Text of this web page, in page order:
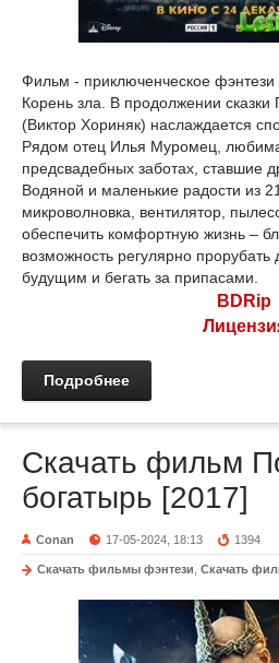
Фильм - приключенческое фэнтези
Корень зла. В продолжении
(Виктор Хориняк) наслаждается
Рядом отец Илья Муромец,
предсвадебных заботах, ставшие
Водяной и маленькие радости из
микроволновка, вентилятор,
обеспечить комфортную жизнь –
возможность регулярно
будущим и бегать за припасами.
BDRip
Подробнее
Скачать фильм
богатырь [2017]
Conan 17-05-2024, 18:13 1394
Скачать фильмы фэнтези Скачать